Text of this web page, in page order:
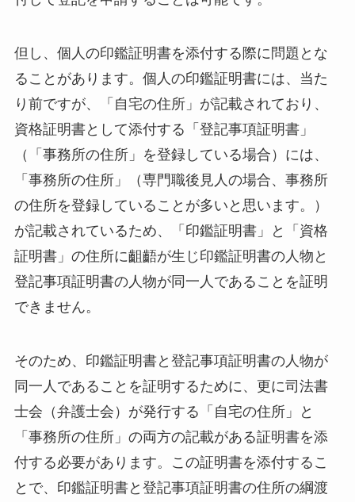
但し、個人の印鑑証明書を添付する際に問題とな
ることがあります。個人の印鑑証明書には、当た
り前ですが、「自宅の住所」が記載されており、
資格証明書として添付する「登記事項証明書」
（「事務所の住所」を登録している場合）には、
「事務所の住所」（専門職後見人の場合、事務所
の住所を登録していることが多いと思います。）
が記載されているため、「印鑑証明書」と「資格
証明書」の住所に齟齬が生じ印鑑証明書の人物と
登記事項証明書の人物が同一人であることを証明
できません。
そのため、印鑑証明書と登記事項証明書の人物が
同一人であることを証明するために、更に司法書
士会（弁護士会）が発行する「自宅の住所」と
「事務所の住所」の両方の記載がある証明書を添
付する必要があります。この証明書を添付するこ
とで、印鑑証明書と登記事項証明書の住所の綱渡